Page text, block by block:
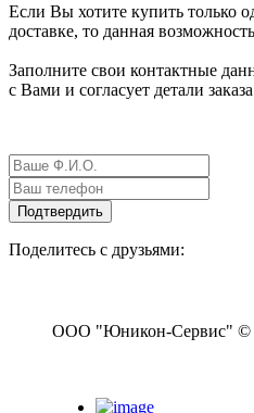
Если Вы хотите купить только
доставке, то данная
Заполните свои контактные
с Вами и согласует детали
Поделитесь с друзьями:
ООО "Юникон-Сервис" ©